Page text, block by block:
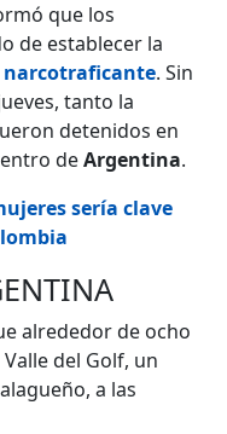
que los
de establecer la
narcotraficante. Sin
tanto la
detenidos en
deArgentina.
sería clave
alrededor de ocho
del Golf, un
a las